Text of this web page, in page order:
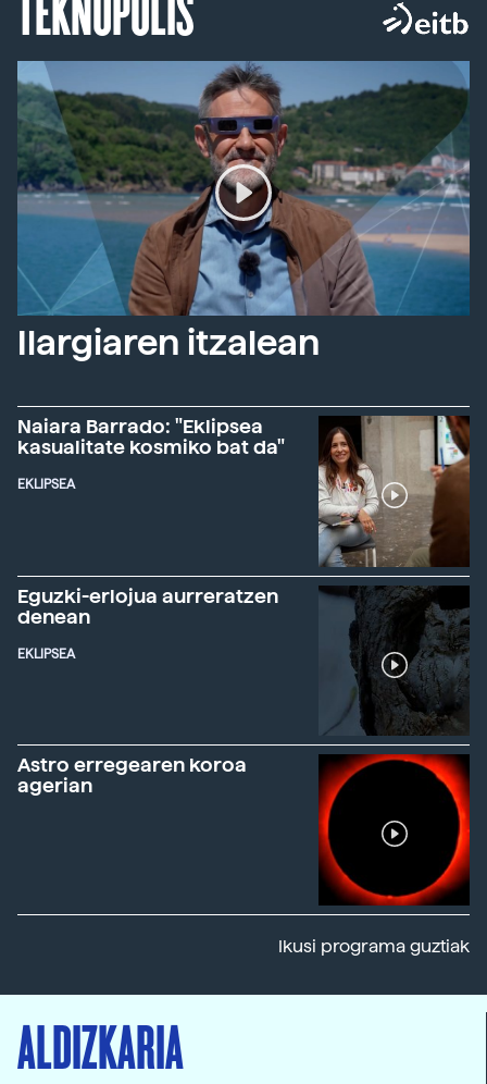
Ilargiaren itzalean
Naiara Barrado: "Eklipsea
kasualitate kosmiko bat da"
EKLIPSEA
Eguzki-erlojua aurreratzen
denean
EKLIPSEA
Astro erregearen koroa
agerian
Ikusi programa guztiak
ALDIZKARIA